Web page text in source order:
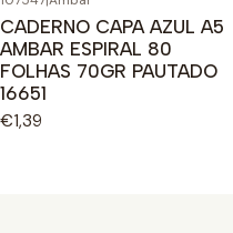
CADERNO CAPA AZUL A5
AMBAR ESPIRAL 80
FOLHAS 70GR PAUTADO
16651
€1,39